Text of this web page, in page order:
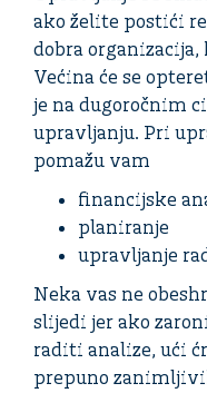
ako želite postići
dobra
Većina će se
je na dugoročnim
upravljanju. Pri
pomažu vam
financijske
planiranje
upravljanje
Neka vas ne
slijedi jer ako
raditi analize, ući
prepuno